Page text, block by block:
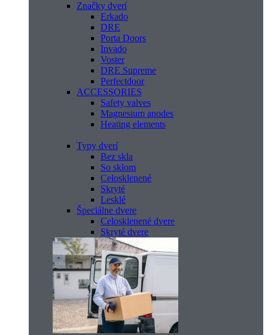
Značky dverí
Erkado
DRE
Porta Doors
Invado
Voster
DRE Supreme
Perfectdoor
ACCESSORIES
Safety valves
Magnesium anodes
Heating elements
Typy dverí
Bez skla
So sklom
Celosklenené
Skryté
Lesklé
Špeciálne dvere
Celosklenené dvere
Skryté dvere